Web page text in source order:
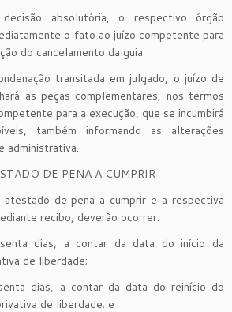
absolutória, o respectivo órgão
o fato ao juízo competente para
do cancelamento da guia.
transitada em julgado, o juízo de
as peças complementares, nos termos
para a execução, que se incumbirá
também informando as alterações
administrativa.
DE PENA A CUMPRIR
de pena a cumprir e a respectiva
recibo, deverão ocorrer:
dias, a contar da data do início da
de liberdade;
dias, a contar da data do reinício do
de liberdade; e